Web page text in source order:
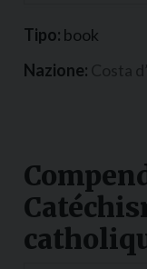
Tipo: book
Nazione: